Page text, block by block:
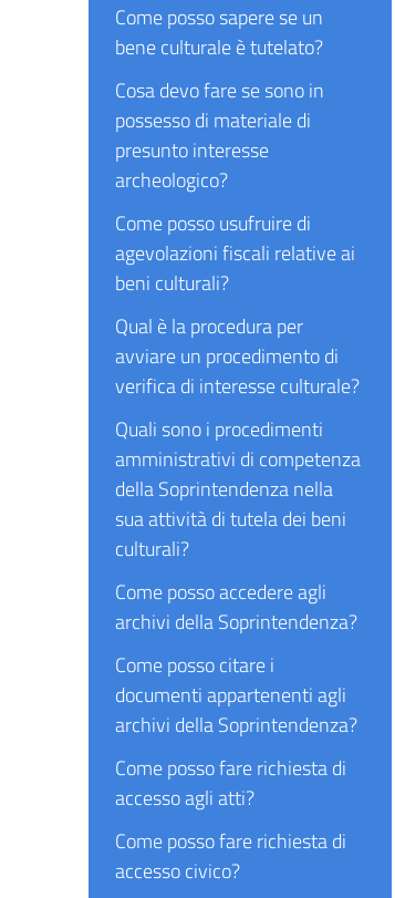
Come posso sapere se un
bene culturale è tutelato?
Cosa devo fare se sono in
possesso di materiale di
presunto interesse
archeologico?
Come posso usufruire di
agevolazioni fiscali relative ai
beni culturali?
Qual è la procedura per
avviare un procedimento di
verifica di interesse culturale?
Quali sono i procedimenti
amministrativi di competenza
della Soprintendenza nella
sua attività di tutela dei beni
culturali?
Come posso accedere agli
archivi della Soprintendenza?
Come posso citare i
documenti appartenenti agli
archivi della Soprintendenza?
Come posso fare richiesta di
accesso agli atti?
Come posso fare richiesta di
accesso civico?